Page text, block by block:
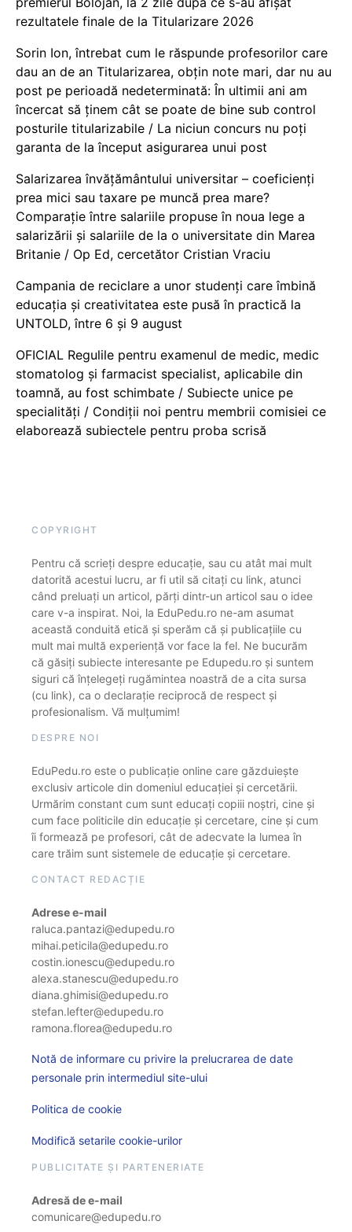
rezultatele finale de la Titularizare 2026
Sorin Ion, întrebat cum le răspunde profesorilor care
dau an de an Titularizarea, obțin note mari, dar nu au
post pe perioadă nedeterminată: În ultimii ani am
încercat să ținem cât se poate de bine sub control
posturile titularizabile / La niciun concurs nu poți
garanta de la început asigurarea unui post
Salarizarea învățământului universitar – coeficienți
prea mici sau taxare pe muncă prea mare?
Comparație între salariile propuse în noua lege a
salarizării și salariile de la o universitate din Marea
Britanie / Op Ed, cercetător Cristian Vraciu
Campania de reciclare a unor studenți care îmbină
educația și creativitatea este pusă în practică la
UNTOLD, între 6 și 9 august
OFICIAL Regulile pentru examenul de medic, medic
stomatolog și farmacist specialist, aplicabile din
toamnă, au fost schimbate / Subiecte unice pe
specialități / Condiții noi pentru membrii comisiei ce
elaborează subiectele pentru proba scrisă
COPYRIGHT
Pentru că scrieți despre educație, sau cu atât mai mult
datorită acestui lucru, ar fi util să citați cu link, atunci
când preluați un articol, părți dintr-un articol sau o idee
care v-a inspirat. Noi, la EduPedu.ro ne-am asumat
această conduită etică și sperăm că și publicațiile cu
mult mai multă experiență vor face la fel. Ne bucurăm
că găsiți subiecte interesante pe Edupedu.ro și suntem
siguri că înțelegeți rugămintea noastră de a cita sursa
(cu link), ca o declarație reciprocă de respect și
profesionalism. Vă mulțumim!
DESPRE NOI
EduPedu.ro este o publicație online care găzduiește
exclusiv articole din domeniul educației și cercetării.
Urmărim constant cum sunt educați copiii noștri, cine și
cum face politicile din educație și cercetare, cine și cum
îi formează pe profesori, cât de adecvate la lumea în
care trăim sunt sistemele de educație și cercetare.
CONTACT REDACȚIE
Adrese e-mail
raluca.pantazi@edupedu.ro
mihai.peticila@edupedu.ro
costin.ionescu@edupedu.ro
alexa.stanescu@edupedu.ro
diana.ghimisi@edupedu.ro
stefan.lefter@edupedu.ro
ramona.florea@edupedu.ro
Notă de informare cu privire la prelucrarea de date
personale prin intermediul site-ului
Politica de cookie
Modifică setarile cookie-urilor
PUBLICITATE ȘI PARTENERIATE
Adresă de e-mail
comunicare@edupedu.ro